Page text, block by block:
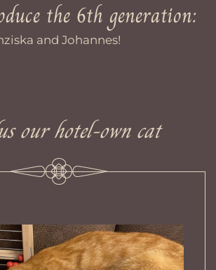
the 6th generation:
and Johannes!
our hotel-own cat